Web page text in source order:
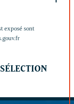
exposé sont